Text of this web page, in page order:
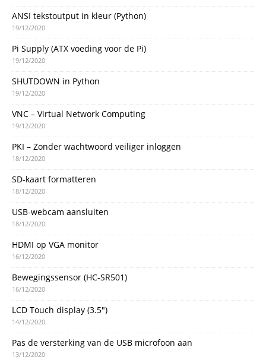
ANSI tekstoutput in kleur (Python)
19/12/2020
Pi Supply (ATX voeding voor de Pi)
19/12/2020
SHUTDOWN in Python
19/12/2020
VNC – Virtual Network Computing
19/12/2020
PKI – Zonder wachtwoord veiliger inloggen
18/12/2020
SD-kaart formatteren
18/12/2020
USB-webcam aansluiten
18/12/2020
HDMI op VGA monitor
16/12/2020
Bewegingssensor (HC-SR501)
16/12/2020
LCD Touch display (3.5″)
14/12/2020
Pas de versterking van de USB microfoon aan
13/12/2020